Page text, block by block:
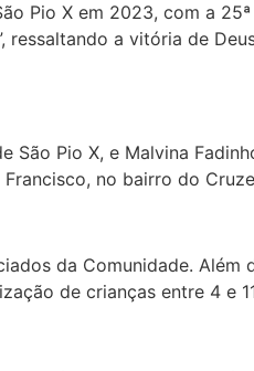
Pio X em 2023, com a
ressaltando a vitória de
Pio X, e Malvina
no bairro do
da Comunidade. Além
de crianças entre 4 e